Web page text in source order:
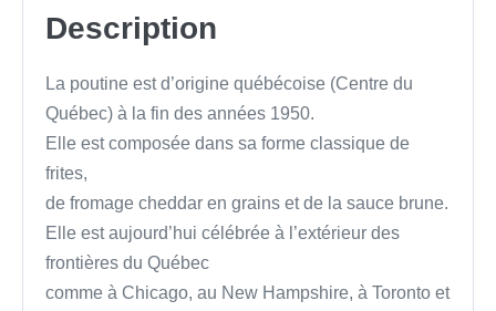
Description
La poutine est d’origine québécoise (Centre du
Québec) à la fin des années 1950.
Elle est composée dans sa forme classique de
frites,
de fromage cheddar en grains et de la sauce brune.
Elle est aujourd’hui célébrée à l’extérieur des
frontières du Québec
comme à Chicago, au New Hampshire, à Toronto et